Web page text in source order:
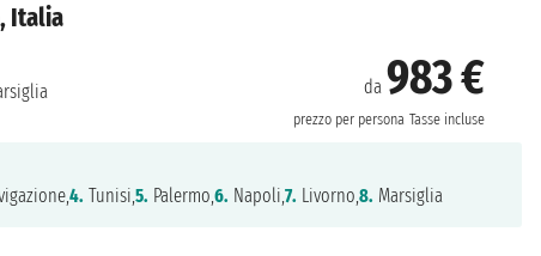
Italia
da 983 €
prezzo per persona Tasse incluse
4. Tunisi,5. Palermo,6. Napoli,7. Livorno,8. Marsiglia